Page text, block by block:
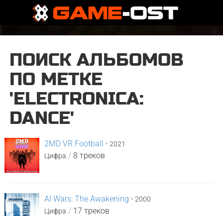
ПОИСК АЛЬБОМОВ
ПО МЕТКЕ
'ELECTRONICA:
DANCE'
2MD VR Football • 2021
Цифра / 8 треков
AI Wars: The Awakening • 2000
Цифра / 17 треков